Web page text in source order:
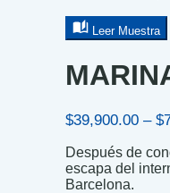
Leer Muestra
$39,900.00 – $
Después de
escapa del
Barcelona.